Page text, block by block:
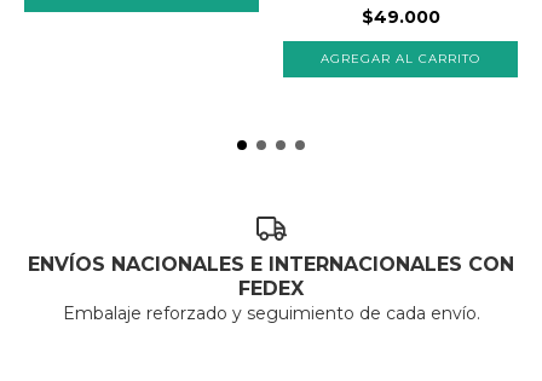
$49.000
ENVÍOS NACIONALES E INTERNACIONALES CON
FEDEX
Embalaje reforzado y seguimiento de cada envío.